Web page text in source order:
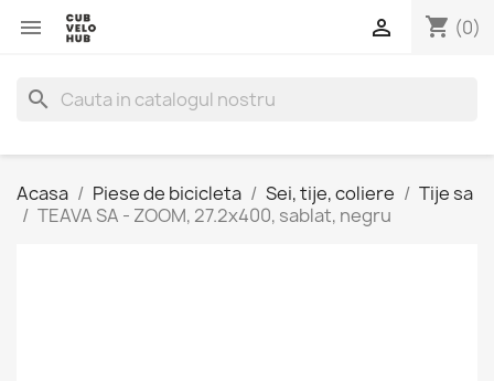
 shopping_cart (0)

search
Acasa Piese de bicicleta Sei, tije, coliere
Tije sa
TEAVA SA - ZOOM, 27.2x400, sablat, negru